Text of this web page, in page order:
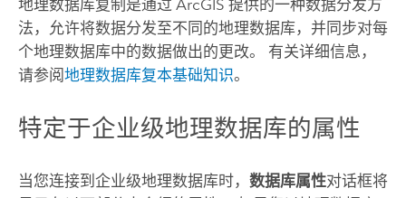
地理数据库复制是通过 ArcGIS 提供的一种数据分发方
法，允许将数据分发至不同的地理数据库，并同步对每
个地理数据库中的数据做出的更改。 有关详细信息，
请参阅地理数据库复本基础知识。
特定于企业级地理数据库的属性
当您连接到企业级地理数据库时， 数据库属性对话框将